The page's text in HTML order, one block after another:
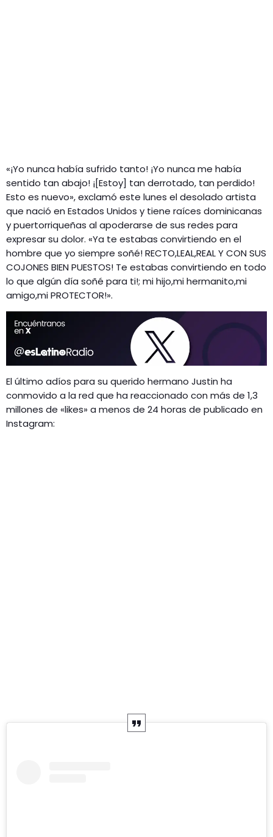
«¡Yo nunca había sufrido tanto! ¡Yo nunca me había
sentido tan abajo! ¡[Estoy] tan derrotado, tan perdido!
Esto es nuevo», exclamó este lunes el desolado artista
que nació en Estados Unidos y tiene raíces dominicanas
y puertorriqueñas al apoderarse de sus redes para
expresar su dolor. «Ya te estabas convirtiendo en el
hombre que yo siempre soñé! RECTO,LEAL,REAL Y CON SUS
COJONES BIEN PUESTOS! Te estabas convirtiendo en todo
lo que algún día soñé para ti!; mi hijo,mi hermanito,mi
amigo,mi PROTECTOR!».
El último adíos para su querido hermano Justin ha
conmovido a la red que ha reaccionado con más de 1,3
millones de «likes» a menos de 24 horas de publicado en
Instagram: